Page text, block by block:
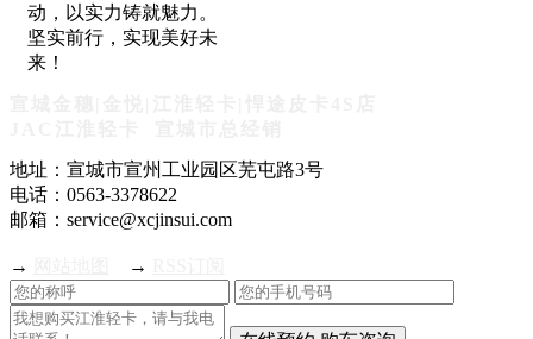
动，以实力铸就魅力。
坚实前行，实现美好未
来！
地址：宣城市宣州工业园区芜屯路3号
电话：0563-3378622
邮箱：service@xcjinsui.com
→ →